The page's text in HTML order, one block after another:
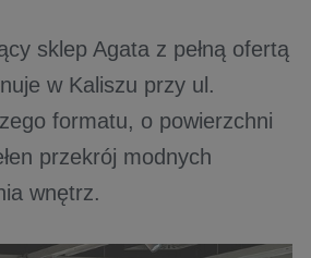
sklep Agata z pełną ofertą
w Kaliszu przy ul.
formatu, o powierzchni
przekrój modnych
wnętrz.